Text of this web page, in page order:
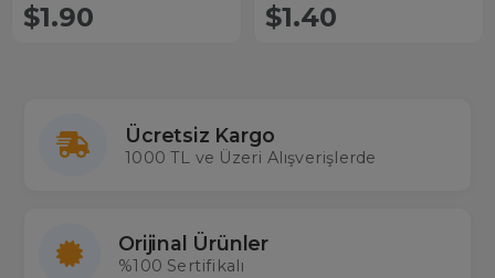
$1.90 $1.40
Ücretsiz Kargo
1000 TL ve Üzeri Alışverişlerde
Orijinal Ürünler
%100 Sertifikalı